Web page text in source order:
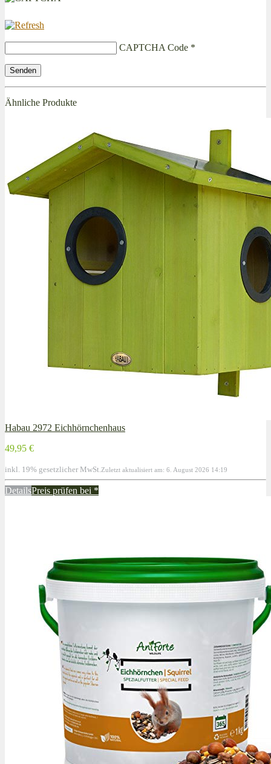
CAPTCHA Code *
Ähnliche Produkte
Habau 2972 Eichhörnchenhaus
49,95 €
inkl. 19% gesetzlicher MwSt. Zuletzt aktualisiert am: 6. August 2026 14:19
DetailsPreis prüfen bei *